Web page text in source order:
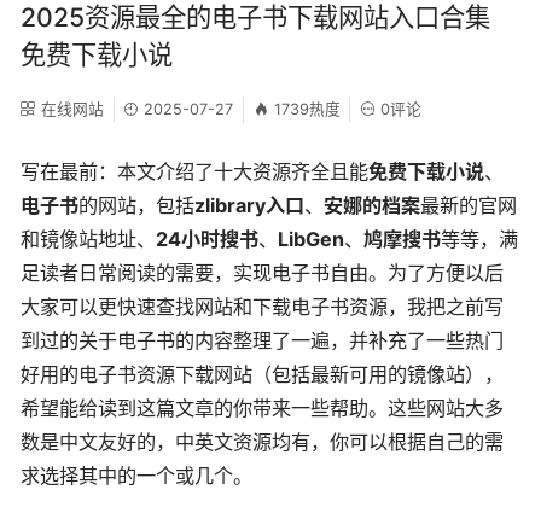
2025资源最全的电子书下载网站入口合集
免费下载小说
在线网站 2025-07-27 1739热度 0评论
写在最前：本文介绍了十大资源齐全且能免费下载小说、
电子书的网站，包括zlibrary入口、 安娜的档案最新的官网
和镜像站地址、 24小时搜书、 LibGen、 鸠摩搜书等等，满
足读者日常阅读的需要，实现电子书自由。为了方便以后
大家可以更快速查找网站和下载电子书资源，我把之前写
到过的关于电子书的内容整理了一遍，并补充了一些热门
好用的电子书资源下载网站（包括最新可用的镜像站），
希望能给读到这篇文章的你带来一些帮助。这些网站大多
数是中文友好的，中英文资源均有，你可以根据自己的需
求选择其中的一个或几个。